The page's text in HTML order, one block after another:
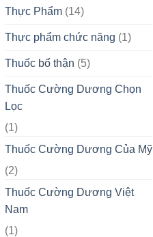
Thực Phẩm(14)
Thực phẩm chức năng (1)
Thuốc bổ thận (5)
Thuốc Cường Dương Chọn
Lọc
(1)
Thuốc Cường Dương Của Mỹ
(2)
Thuốc Cường Dương Việt
Nam
(1)